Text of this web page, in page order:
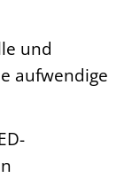
und
aufwendige